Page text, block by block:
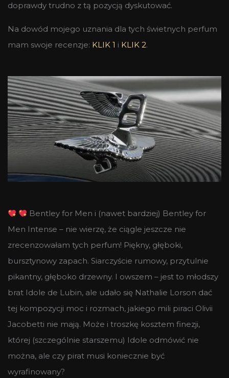
doprawdy trudno z tą pozycją dyskutować.
Na dowód mojego uznania dla tych świetnych perfum
mam swoje recenzje: KLIK 1 i KLIK 2.
Bentley for Men i (nawet bardziej) Bentley for
Men Intense – nie wierzę, że ciągle jeszcze nie
zrecenzowałam tych perfum! Piękny, głęboki,
bursztynowy zapach. Siarczyście rumowy, przytulnie
pikantny, głęboko drzewny. I owszem – jest to młodszy
brat Idole de Lubin, ale udało się Nathalie Lorson dać
tej kompozycji moc i rozmach, jakiego mili piraci Olivii
Jacobetti nie mają. Może i troszkę kosztem finezji,
której (szczególnie starszemu) Idole odmówić nie
można, ale czy pirat musi koniecznie być
wyrafinowany?